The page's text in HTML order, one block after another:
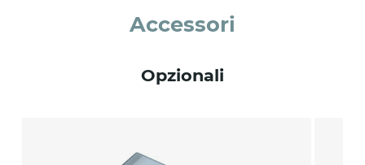
Accessori
Opzionali